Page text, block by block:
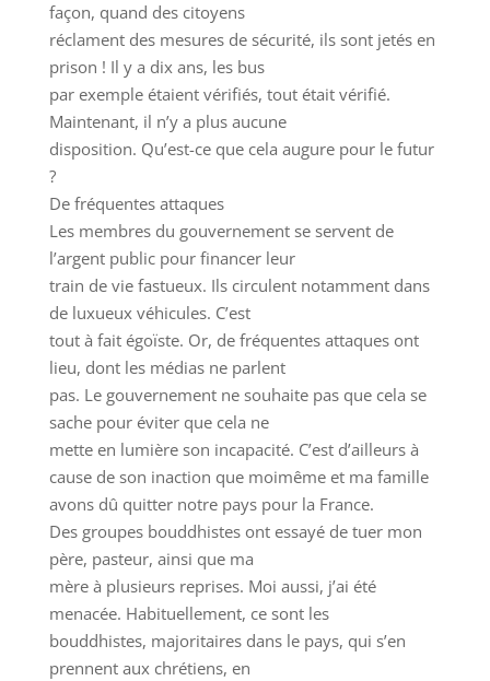
façon, quand des citoyens
réclament des mesures de sécurité, ils sont jetés en
prison ! Il y a dix ans, les bus
par exemple étaient vérifiés, tout était vérifié.
Maintenant, il n’y a plus aucune
disposition. Qu’est-ce que cela augure pour le futur
?
De fréquentes attaques
Les membres du gouvernement se servent de
l’argent public pour financer leur
train de vie fastueux. Ils circulent notamment dans
de luxueux véhicules. C’est
tout à fait égoïste. Or, de fréquentes attaques ont
lieu, dont les médias ne parlent
pas. Le gouvernement ne souhaite pas que cela se
sache pour éviter que cela ne
mette en lumière son incapacité. C’est d’ailleurs à
cause de son inaction que moimême et ma famille
avons dû quitter notre pays pour la France.
Des groupes bouddhistes ont essayé de tuer mon
père, pasteur, ainsi que ma
mère à plusieurs reprises. Moi aussi, j’ai été
menacée. Habituellement, ce sont les
bouddhistes, majoritaires dans le pays, qui s’en
prennent aux chrétiens, en